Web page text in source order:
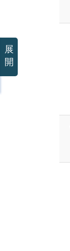
展
開